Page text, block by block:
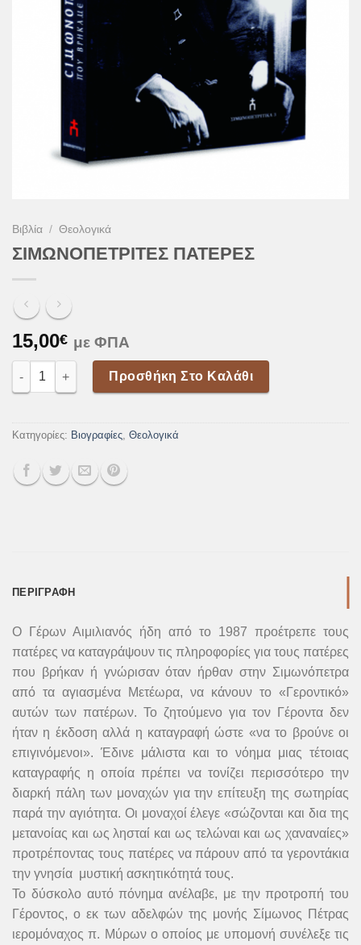
Βιβλία / Θεολογικά
ΣΙΜΩΝΟΠΕΤΡΙΤΕΣ ΠΑΤΕΡΕΣ
15,00€ με ΦΠΑ
ΣΙΜΩΝΟΠΕΤΡΙΤΕΣ ΠΑΤΕΡΕΣ ποσότητα
Προσθήκη Στο Καλάθι
Κατηγορίες: Βιογραφίες, Θεολογικά
ΠΕΡΙΓΡΑΦΉ
Ο Γέρων Αιμιλιανός ήδη από το 1987 προέτρεπε τους
πατέρες να καταγράψουν τις πληροφορίες για τους πατέρες
που βρήκαν ή γνώρισαν όταν ήρθαν στην Σιμωνόπετρα
από τα αγιασμένα Μετέωρα, να κάνουν το «Γεροντικό»
αυτών των πατέρων. Το ζητούμενο για τον Γέροντα δεν
ήταν η έκδοση αλλά η καταγραφή ώστε «να το βρούνε οι
επιγινόμενοι». Έδινε μάλιστα και το νόημα μιας τέτοιας
καταγραφής η οποία πρέπει να τονίζει περισσότερο την
διαρκή πάλη των μοναχών για την επίτευξη της σωτηρίας
παρά την αγιότητα. Οι μοναχοί έλεγε «σώζονται και δια της
μετανοίας και ως λησταί και ως τελώναι και ως χαναναίες»
προτρέποντας τους πατέρες να πάρουν από τα γεροντάκια
την γνησία μυστική ασκητικότητά τους.
Το δύσκολο αυτό πόνημα ανέλαβε, με την προτροπή του
Γέροντος, ο εκ των αδελφών της μονής Σίμωνος Πέτρας
ιερομόναχος π. Μύρων ο οποίος με υπομονή συνέλεξε τις